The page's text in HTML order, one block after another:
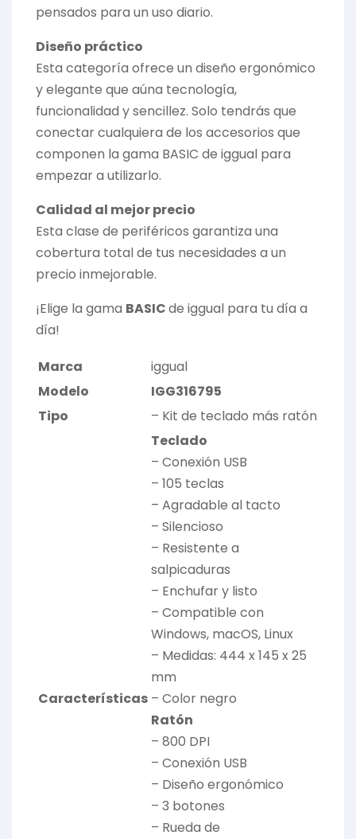
pensados para un uso diario.
Diseño práctico
Esta categoría ofrece un diseño ergonómico
y elegante que aúna tecnología,
funcionalidad y sencillez. Solo tendrás que
conectar cualquiera de los accesorios que
componen la gama BASIC de iggual para
empezar a utilizarlo.
Calidad al mejor precio
Esta clase de periféricos garantiza una
cobertura total de tus necesidades a un
precio inmejorable.
¡Elige la gama BASICde iggual para tu día a
día!
Marca
iggual
Modelo
IGG316795
Tipo
– Kit de teclado más ratón
Características
Teclado
– Conexión USB
– 105 teclas
– Agradable al tacto
– Silencioso
– Resistente a
salpicaduras
– Enchufar y listo
– Compatible con
Windows, macOS, Linux
– Medidas: 444 x 145 x 25
mm
– Color negro
Ratón
– 800 DPI
– Conexión USB
– Diseño ergonómico
– 3 botones
– Rueda de